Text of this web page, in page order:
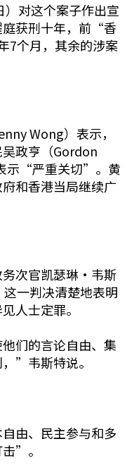
对这个案子作出宣
庭获刑十年，前“香
7个月，其余的涉案
Wong）表示，
政亨（Gordon
示“严重关切”。黄
和香港当局继续广
务次官凯瑟琳·韦斯
一判决清楚地表明
人士定罪。
们的言论自由、集
”韦斯特说。
由、民主参与和多
”。